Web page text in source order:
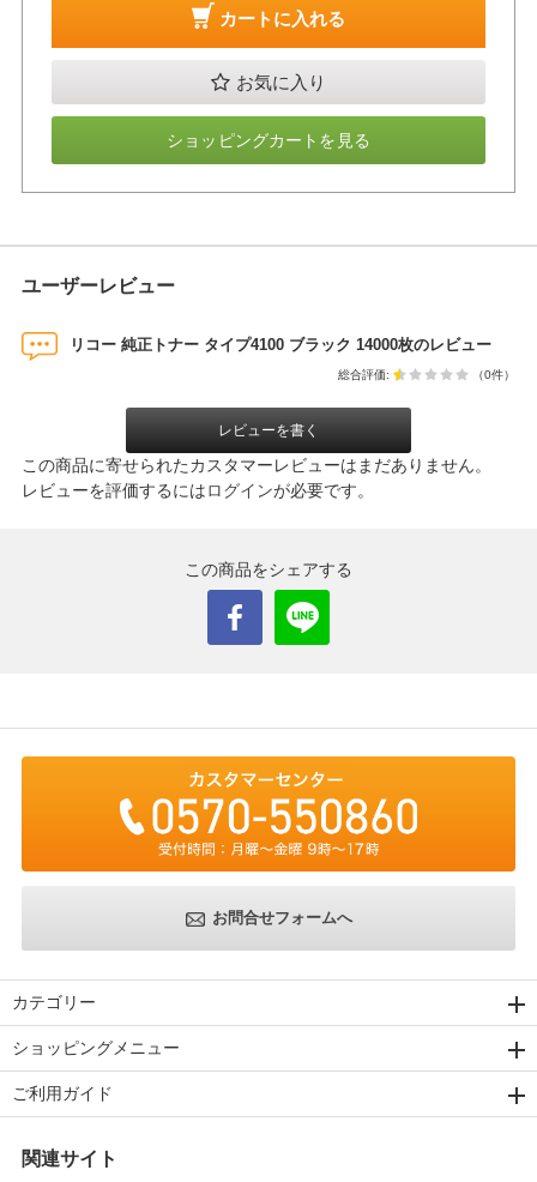
カートに入れる
お気に入り
ショッピングカートを見る
ユーザーレビュー
リコー 純正トナー タイプ4100 ブラック 14000枚のレビュー
総合評価: （0件）
レビューを書く
この商品に寄せられたカスタマーレビューはまだありません。
レビューを評価するにはログインが必要です。
この商品をシェアする
お問合せフォームへ
カテゴリー
ショッピングメニュー
ご利用ガイド
関連サイト